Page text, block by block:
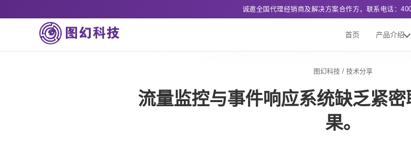
诚邀全国代理经销商及解决方案合作方，联系电话：
首页 产品介绍
图幻科技 / 技术分享
流量监控与事件响应系统缺乏紧
果。